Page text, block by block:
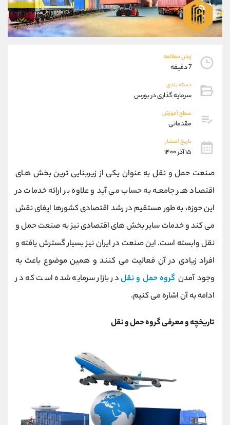
زمان مطالعه
7 دقیقه
دسته بندی
سرمایه گذاری در بورس
سطح آموزش
مقدماتی
تاریخ انتشار
۱۵ آذر ۱۴۰۰
صنعت حمل و نقل به عنوان يكی از زيربنايی ترين بخش هـای
اقتصـاد هـر جامعـه به حساب می آید و علاوه بر ارائه خدمات در
این حوزه، به طور مستقیم در رشد اقتصادی کشورها ایفای نقش
می کند و خدمات سایر بخش های اقتصادی نیز به صنعت حمل و
نقل وابسته است. این صنعت در ایران نیز بسیار گسترش یافته و
افراد زیادی در آن فعالیت می کنند و همین موضوع باعث به
وجود آمدن گروه حمل و نقلدر بازار سرمایه شده است که در
ادامه به آن اشاره می کنیم.
تاریخچه و معرفی گروه حمل و نقل
09194198792
واتساپ شروع گفتگو
تلگرام @Armteam_admin_33
پشتیبان فروش
موبایل
واتساپ
داخلی
اطلاعات تماس (دفتر فروش)
تلفن 021-22021030
بدون پیش شماره 90001030
اینستاگرام @alireza.mehrabii
کانال تلگرام @alirezamehrabi_com